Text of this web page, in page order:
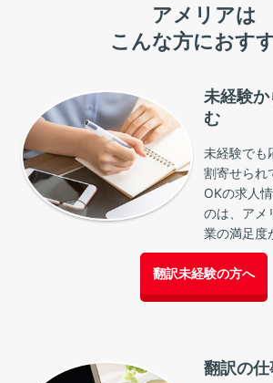
アメリアは
こんな方におす
未経験
む
未経験でも
割寄せられ
OKの求人
のは、アメ
業の満足度
翻訳未経験の方へ
翻訳の